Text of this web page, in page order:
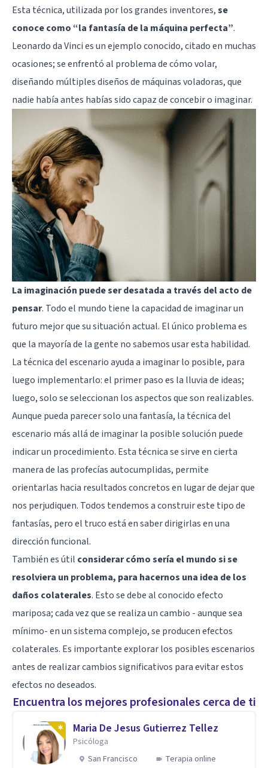
Esta técnica, utilizada por los grandes inventores,se
conoce como “la fantasía de la máquina perfecta”.
Leonardo da Vinci es un ejemplo conocido, citado en muchas
ocasiones; se enfrentó al problema de cómo volar,
diseñando múltiples diseños de máquinas voladoras, que
nadie había antes habías sido capaz de concebir o imaginar.
La imaginación puede ser desatada a través del acto de
pensar. Todo el mundo tiene la capacidad de imaginar un
futuro mejor que su situación actual. El único problema es
que la mayoría de la gente no sabemos usar esta habilidad.
La técnica del escenario ayuda a imaginar lo posible, para
luego implementarlo: el primer paso es la lluvia de ideas;
luego, solo se seleccionan los aspectos que son realizables.
Aunque pueda parecer solo una fantasía, la técnica del
escenario más allá de imaginar la posible solución puede
indicar un procedimiento. Esta técnica se sirve en cierta
manera de las profecías autocumplidas, permite
orientarlas hacia resultados concretos en lugar de dejar que
nos perjudiquen. Todos tendemos a construir este tipo de
fantasías, pero el truco está en saber dirigirlas en una
dirección funcional.
También es útil considerar cómo sería el mundo si se
resolviera un problema, para hacernos una idea de los
daños colaterales. Esto se debe al conocido efecto
mariposa; cada vez que se realiza un cambio - aunque sea
mínimo- en un sistema complejo, se producen efectos
colaterales. Es importante explorar los posibles escenarios
antes de realizar cambios significativos para evitar estos
efectos no deseados.
Encuentra los mejores profesionales cerca de ti
Maria De Jesus Gutierrez Tellez
Psicóloga
San Francisco
Terapia online